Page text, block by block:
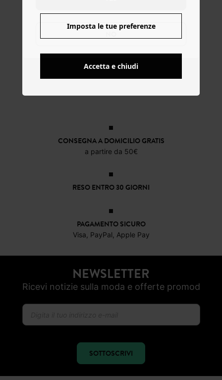
CONSEGNA A DOMICILIO GRATIS
a partire da 50€
RESO ENTRO 30 GIORNI
PAGAMENTO SICURO
Visa, PayPal, Apple Pay
NEWSLETTER
Ricevi notizie sulla moda e offerte promod
SOTTOSCRIVI
Imposta le tue preferenze
Accetta e chiudi